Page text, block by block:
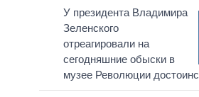
У президента Владимира
Зеленского
отреагировали на
сегодняшние обыски в
музее Революции